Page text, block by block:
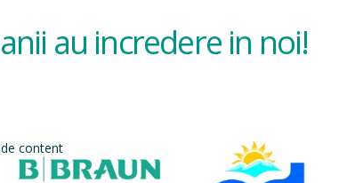
au incredere in noi!